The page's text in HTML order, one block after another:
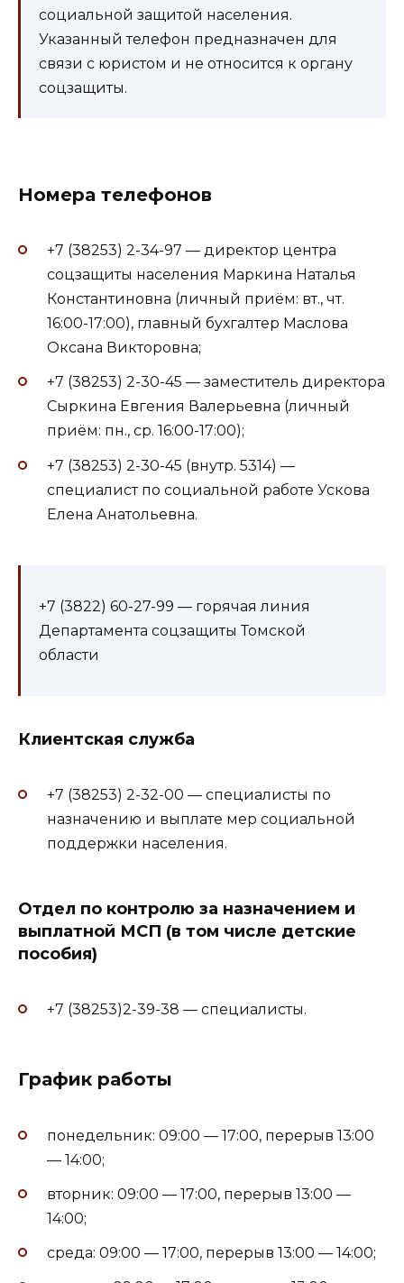
социальной защитой населения.
Указанный телефон предназначен для
связи с юристом и не относится к органу
соцзащиты.
Номера телефонов
+7 (38253) 2-34-97 — директор центра
соцзащиты населения Маркина Наталья
Константиновна (личный приём: вт., чт.
16:00-17:00), главный бухгалтер Маслова
Оксана Викторовна;
+7 (38253) 2-30-45 — заместитель директора
Сыркина Евгения Валерьевна (личный
приём: пн., ср. 16:00-17:00);
+7 (38253) 2-30-45 (внутр. 5314) —
специалист по социальной работе Ускова
Елена Анатольевна.
+7 (3822) 60-27-99 — горячая линия
Департамента соцзащиты Томской
области
Клиентская служба
+7 (38253) 2-32-00 — специалисты по
назначению и выплате мер социальной
поддержки населения.
Отдел по контролю за назначением и
выплатной МСП (в том числе детские
пособия)
+7 (38253)2-39-38 — специалисты.
График работы
понедельник: 09:00 — 17:00, перерыв 13:00
— 14:00;
вторник: 09:00 — 17:00, перерыв 13:00 —
14:00;
среда: 09:00 — 17:00, перерыв 13:00 — 14:00;